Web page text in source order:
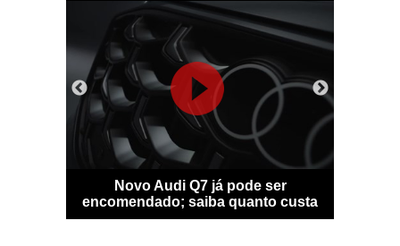
Novo Audi Q7 já pode ser
encomendado; saiba quanto custa